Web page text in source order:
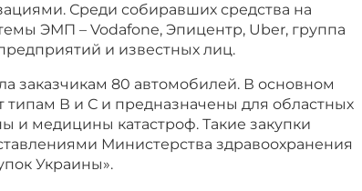
Среди собиравших средства на
ЭМП – Vodafone, Эпицентр, Uber, группа
и известных лиц.
заказчикам 80 автомобилей. В основном
В и С и предназначены для областных
и медицины катастроф. Такие закупки
Министерства здравоохранения
Украины».